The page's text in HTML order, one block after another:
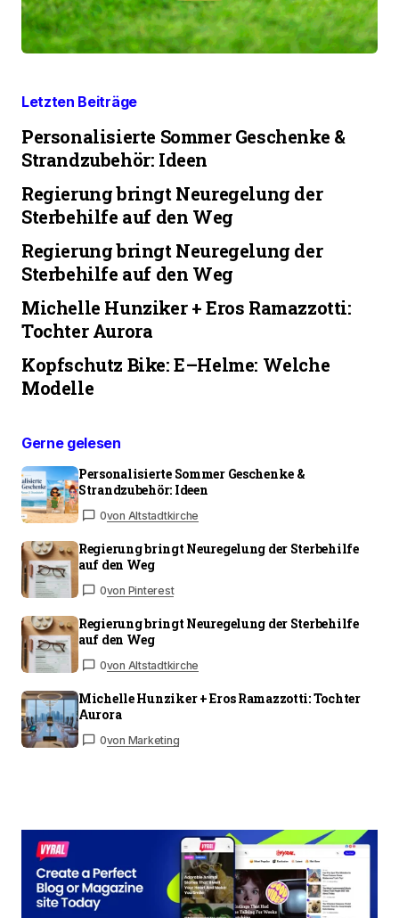
Letzten Beiträge
Personalisierte Sommer Geschenke &
Strandzubehör: Ideen
Regierung bringt Neuregelung der
Sterbehilfe auf den Weg
Regierung bringt Neuregelung der
Sterbehilfe auf den Weg
Michelle Hunziker + Eros Ramazzotti:
Tochter Aurora
Kopfschutz Bike: E–Helme: Welche
Modelle
Gerne gelesen
Personalisierte Sommer Geschenke &
Strandzubehör: Ideen
0von Altstadtkirche
Regierung bringt Neuregelung der Sterbehilfe
auf den Weg
0von Pinterest
Regierung bringt Neuregelung der Sterbehilfe
auf den Weg
0von Altstadtkirche
Michelle Hunziker + Eros Ramazzotti: Tochter
Aurora
0von Marketing